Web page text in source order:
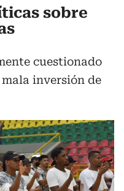
sobre
cuestionado
inversión de